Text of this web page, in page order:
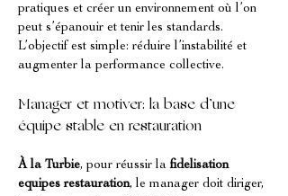
pratiques et créer un environnement où l’on
peut s’épanouir et tenir les standards.
L’objectif est simple: réduire l’instabilité et
augmenter la performance collective.
Manager et motiver: la base d’une
équipe stable en restauration
À la Turbie, pour réussir la fidelisation
equipes restauration, le manager doit diriger,